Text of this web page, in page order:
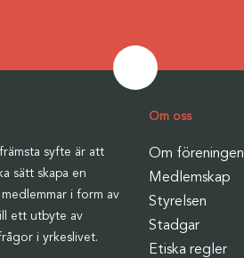
syfte är att
sätt skapa en
i form av
ett utbyte av
i yrkeslivet.
Om oss
Om föreningen
Medlemskap
Styrelsen
Stadgar
Etiska regler